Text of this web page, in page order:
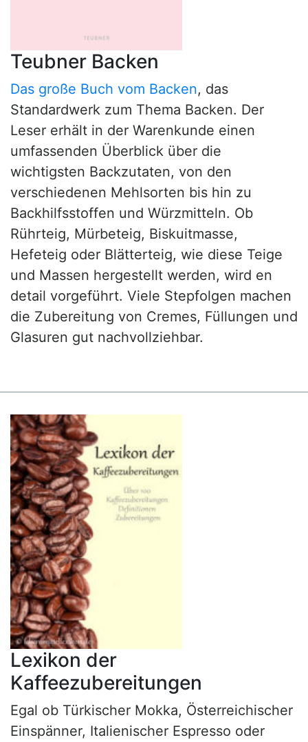
Teubner Backen
Das große Buch vom Backen, das
Standardwerk zum Thema Backen. Der
Leser erhält in der Warenkunde einen
umfassenden Überblick über die
wichtigsten Backzutaten, von den
verschiedenen Mehlsorten bis hin zu
Backhilfsstoffen und Würzmitteln. Ob
Rührteig, Mürbeteig, Biskuitmasse,
Hefeteig oder Blätterteig, wie diese Teige
und Massen hergestellt werden, wird en
detail vorgeführt. Viele Stepfolgen machen
die Zubereitung von Cremes, Füllungen und
Glasuren gut nachvollziehbar.
Lexikon der
Kaffeezubereitungen
Egal ob Türkischer Mokka, Österreichischer
Einspänner, Italienischer Espresso oder